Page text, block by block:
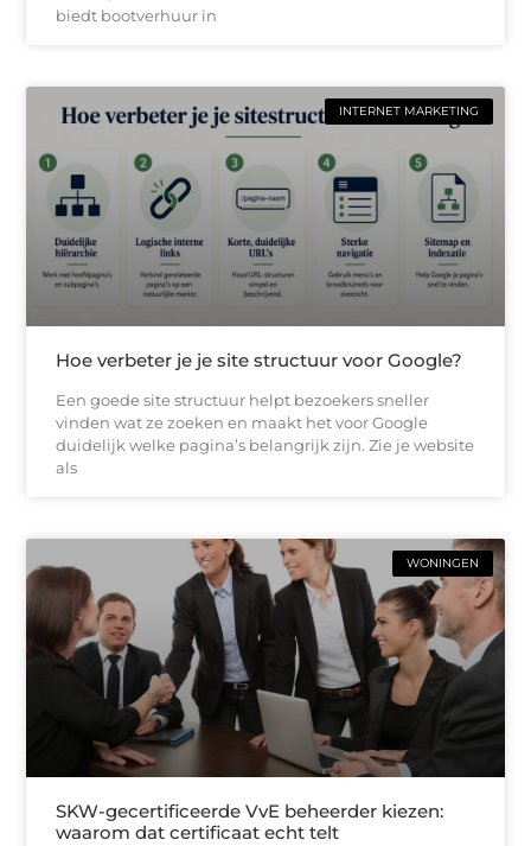
biedt bootverhuur in
INTERNET MARKETING
Hoe verbeter je je site structuur voor Google?
Een goede site structuur helpt bezoekers sneller
vinden wat ze zoeken en maakt het voor Google
duidelijk welke pagina’s belangrijk zijn. Zie je website
als
WONINGEN
SKW-gecertificeerde VvE beheerder kiezen:
waarom dat certificaat echt telt